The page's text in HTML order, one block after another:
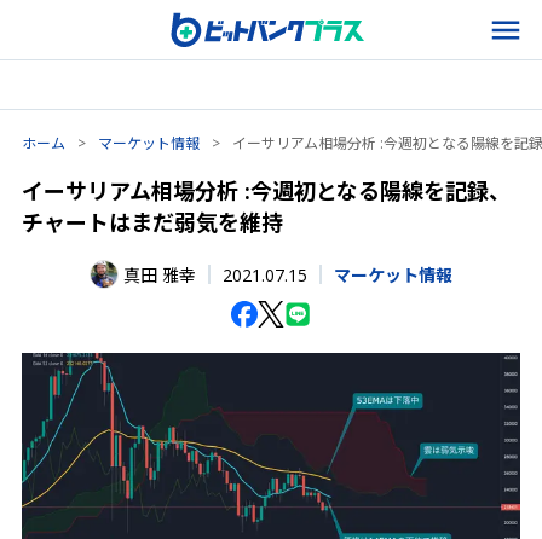
ホーム > マーケット情報 > イーサリアム相場分析 :今週初となる陽線を記
イーサリアム相場分析 :今週初となる陽線を記録、
チャートはまだ弱気を維持
真田 雅幸 2021.07.15 マーケット情報